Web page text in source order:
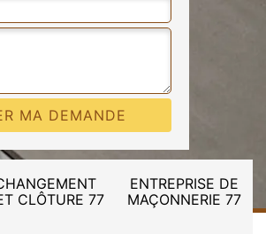
CLÔTURE 77
ENTREPRISE DE
MAÇONNERIE 77